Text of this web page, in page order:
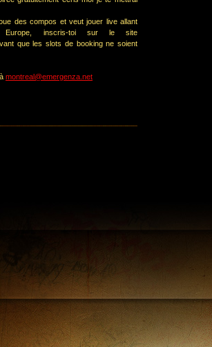
des compos et veut jouer live allant
Europe, inscris-toi sur le site
que les slots de booking ne soient
montreal@emergenza.net